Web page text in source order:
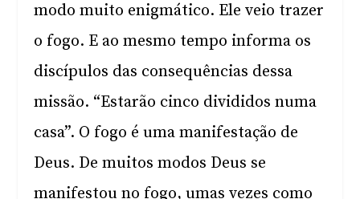
modo muito enigmático. Ele veio trazer
o fogo. E ao mesmo tempo informa os
discípulos das consequências dessa
missão. “Estarão cinco divididos numa
casa”. O fogo é uma manifestação de
Deus. De muitos modos Deus se
manifestou no fogo, umas vezes como